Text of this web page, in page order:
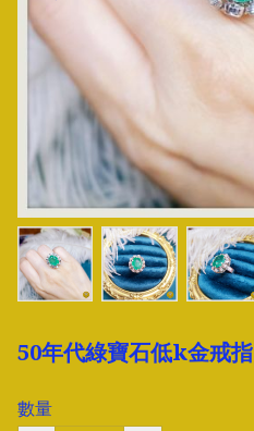
50年代綠寶石低k金戒指
數量